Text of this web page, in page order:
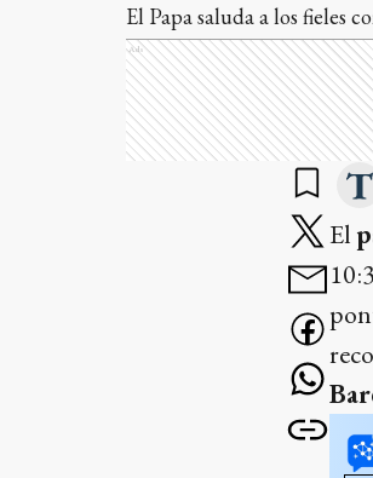
El Papa saluda a los fieles
Ads
El